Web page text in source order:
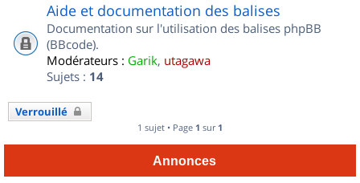
Aide et documentation des balises
Documentation sur l'utilisation des balises phpBB
(BBcode).
Modérateurs : Garik, utagawa
Sujets : 14
Verrouillé
1 sujet • Page 1 sur 1
Annonces